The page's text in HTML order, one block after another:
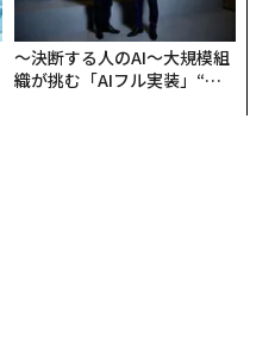
〜決断する人のAI〜大規模組
織が挑む「AIフル実装」“使